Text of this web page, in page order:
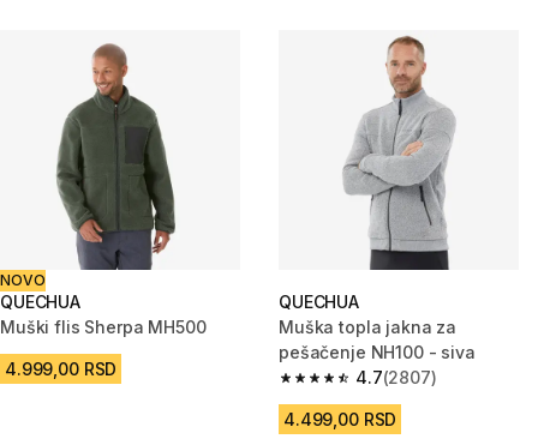
NOVO
QUECHUA
Muški flis Sherpa MH500
4.999,00 RSD
QUECHUA
Muška topla jakna za
pešačenje NH100 - siva
4.7
4.7 od 5 zvezdica from 2807
(2807)
4.499,00 RSD